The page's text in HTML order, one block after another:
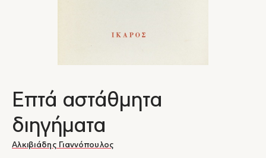
Επτά αστάθμητα
διηγήματα
Αλκιβιάδης Γιαννόπουλος